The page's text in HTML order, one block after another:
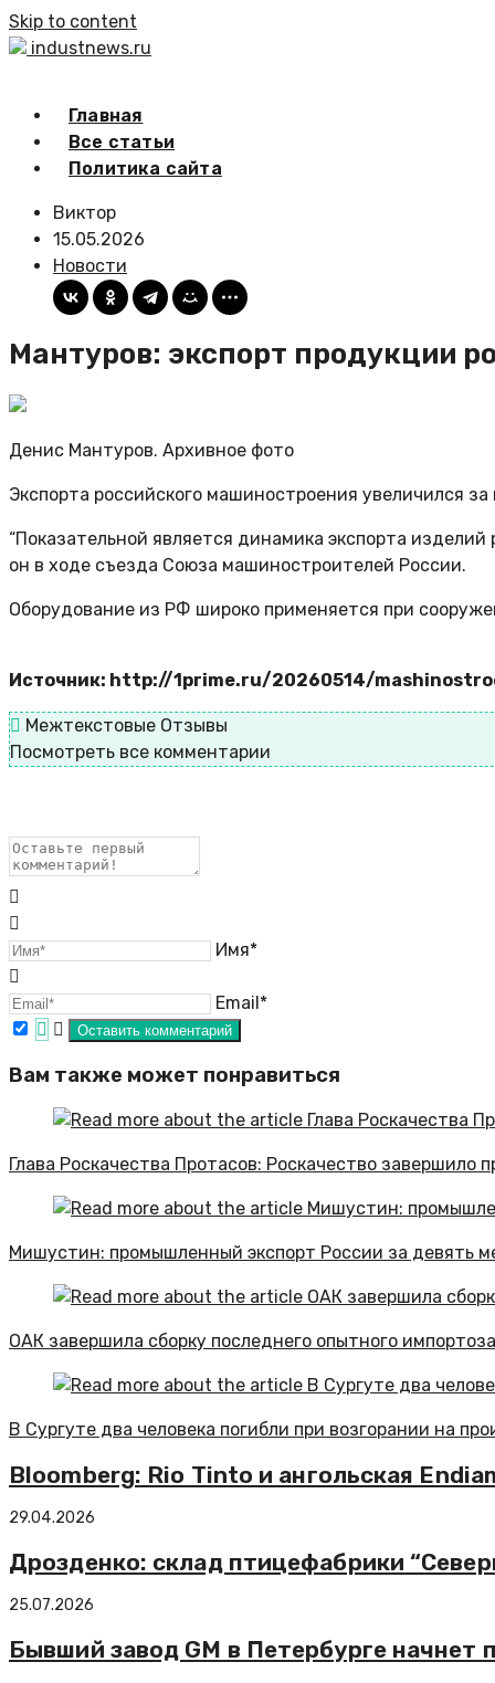
Skip to content
industnews.ru
Главная
Все статьи
Политика сайта
Виктор
15.05.2026
Новости
Мантуров: экспорт продукции
Денис Мантуров. Архивное фото
Экспорта российского машиностроения увеличился
“Показательной является динамика экспорта
он в ходе съезда Союза машиностроителей России.
Оборудование из РФ широко применяется при
Источник: http://1prime.ru/20260514/
Межтекстовые Отзывы
Посмотреть все комментарии
Имя*
Email*
Вам также может понравиться
Глава Роскачества Протасов: Роскачество завершило
Мишустин: промышленный экспорт России за девять
ОАК завершила сборку последнего опытного
В Сургуте два человека погибли при возгорании на
Bloomberg: Rio Tinto и ангольская
29.04.2026
Дрозденко: склад птицефабрики
25.07.2026
Бывший завод GM в Петербурге начнет